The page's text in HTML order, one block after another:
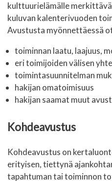
kulttuurielämälle
kuluvan kalenterivuoden
Avustusta myönnettäessä
toiminnan laatu, laajuus,
eri toimijoiden välisen
toimintasuunnitelman
hakijan omatoimisuus
hakijan saamat muut
Kohdeavustus
Kohdeavustus on
erityisen, tiettynä
tapahtuman tai toiminnon